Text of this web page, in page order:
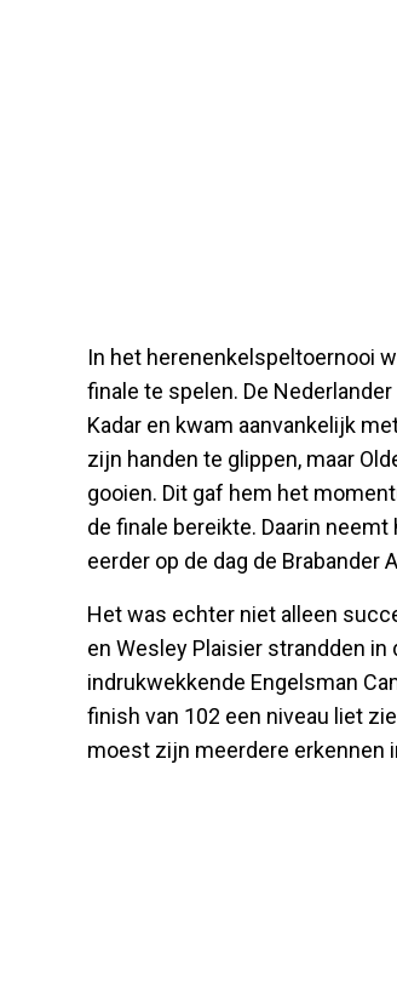
In het herenenkelspeltoernooi
finale te spelen. De
Kadar en kwam aanvankelijk
zijn handen te glippen, maar
gooien. Dit gaf hem het
de finale bereikte. Daarin
eerder op de dag de Brabander
Het was echter niet alleen
en Wesley Plaisier strandden
indrukwekkende Engelsman
finish van 102 een niveau liet
moest zijn meerdere erkennen